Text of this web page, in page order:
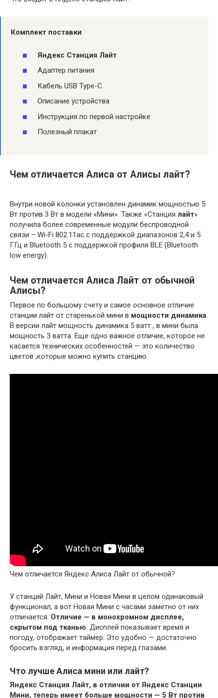
Комплект поставки
Яндекс Станция Лайт
Адаптер питания
Кабель USB Type-C.
Описание устройства
Инструкция по первой настройке
Полезный плакат
Чем отличается Алиса от Алисы лайт?
Внутри новой колонки установлен динамик мощностью 5
Вт против 3 Вт в модели «Мини». Также «Станция лайт»
получила более современные модули беспроводной
связи – Wi-Fi 802.11ac с поддержкой диапазонов 2,4 и 5
ГГц и Bluetooth 5 с поддержкой профиля BLE (Bluetooth
low energy).
Чем отличается Алиса Лайт от обычной
Алисы?
Первое по большому счету и самое основное отличие
станции лайт от старенькой мини в мощности динамика.
В версии лайт мощность динамика 5 ватт , в мини была
мощность 3 ватта. Еще одно важное отличие, которое не
касается технических особенностей — это количество
цветов ,которые можно купить станцию.
Чем отличается Яндекс Алиса Лайт от обычной?
У станций Лайт, Мини и Новая Мини в целом одинаковый
функционал, а вот Новая Мини с часами заметно от них
отличается. Отличие — в монохромном дисплее,
скрытом под тканью. Дисплей показывает время и
погоду, отображает таймер. Это удобно — достаточно
бросить взгляд, и информация перед глазами.
Что лучше Алиса мини или лайт?
Яндекс Станция Лайт, в отличии от Яндекс Станции
Мини, теперь имеет больше мощности — 5 Вт против